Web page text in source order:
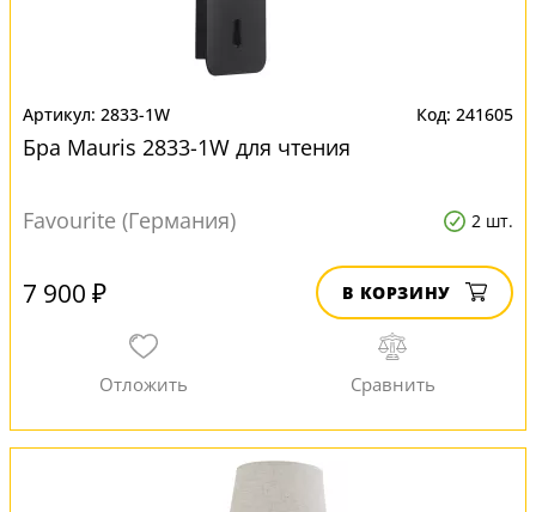
2833-1W 241605
Бра Mauris 2833-1W для чтения
Favourite (Германия) 2 шт.
7 900 ₽ В КОРЗИНУ